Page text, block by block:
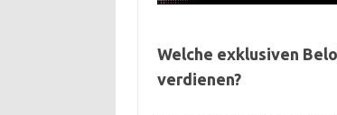
Welche exklusiven
verdienen?